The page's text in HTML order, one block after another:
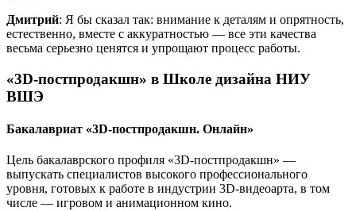
Дмитрий: Я бы сказал так: внимание к деталям и опрятность,
естественно, вместе с аккуратностью — все эти качества
весьма серьезно ценятся и упрощают процесс работы.
«3D-постпродакшн» в Школе дизайна НИУ
ВШЭ
Бакалавриат «3D-постпродакшн. Онлайн»
Цель бакалаврского профиля «3D-постпродакшн» —
выпускать специалистов высокого профессионального
уровня, готовых к работе в индустрии 3D-видеоарта, в том
числе — игровом и анимационном кино.